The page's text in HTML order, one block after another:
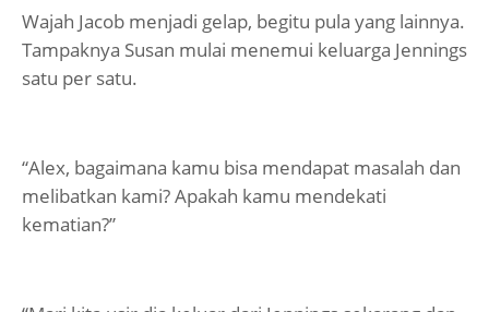
Wajah Jacob menjadi gelap, begitu pula yang lainnya.
Tampaknya Susan mulai menemui keluarga Jennings
satu per satu.
“Alex, bagaimana kamu bisa mendapat masalah dan
melibatkan kami? Apakah kamu mendekati
kematian?”